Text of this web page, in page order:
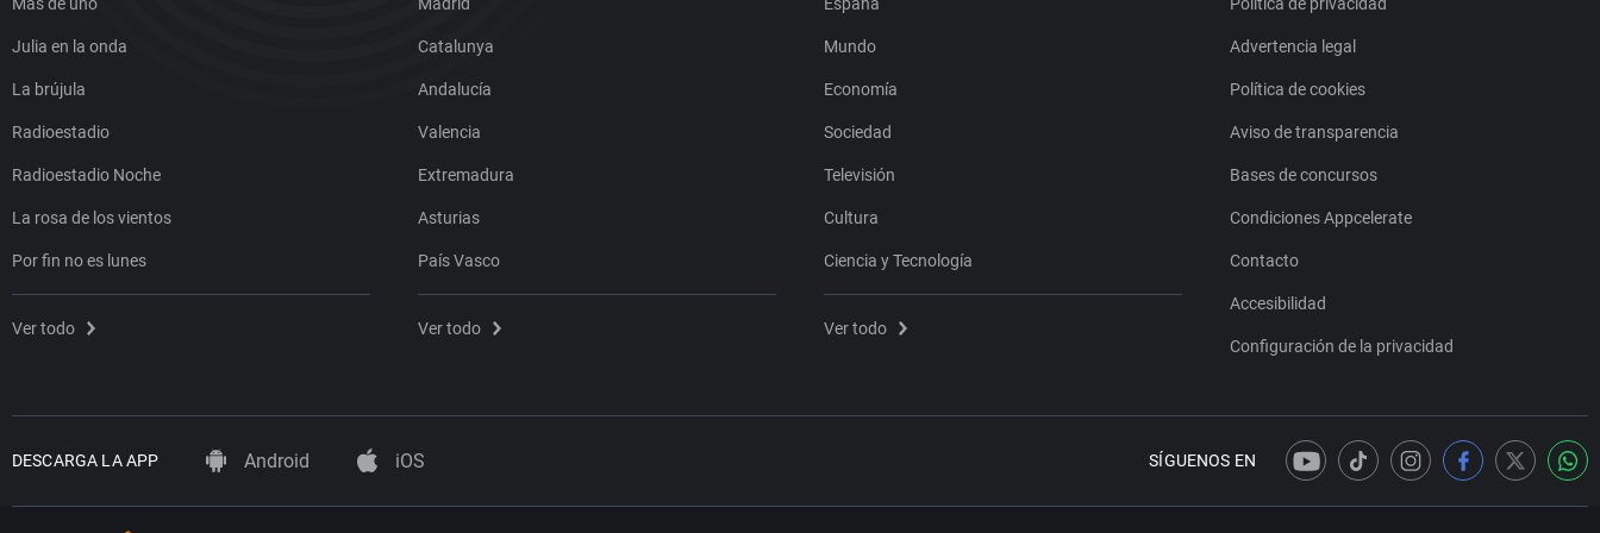
Julia en la onda
La brújula
Radioestadio
Radioestadio Noche
La rosa de los vientos
Por fin no es lunes
Ver todo
Catalunya
Andalucía
Valencia
Extremadura
Asturias
País Vasco
Ver todo
Mundo
Economía
Sociedad
Televisión
Cultura
Ciencia y Tecnología
Ver todo
Advertencia legal
Política de cookies
Aviso de transparencia
Bases de concursos
Condiciones Appcelerate
Contacto
Accesibilidad
Configuración de la privacidad
DESCARGA LA APP Android iOS SÍGUENOS EN